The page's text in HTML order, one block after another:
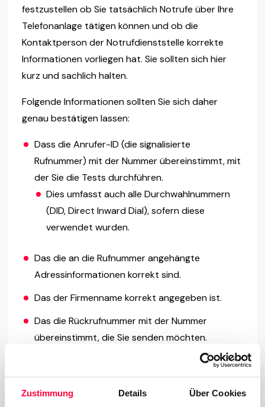
Zustimmung Details Über Cookies
festzustellen ob Sie tatsächlich Notrufe über Ihre
Telefonanlage tätigen können und ob die
Kontaktperson der Notrufdienststelle korrekte
Informationen vorliegen hat. Sie sollten sich hier
kurz und sachlich halten.
Folgende Informationen sollten Sie sich daher
genau bestätigen lassen:
Dass die Anrufer-ID (die signalisierte
Rufnummer) mit der Nummer übereinstimmt, mit
der Sie die Tests durchführen.
Dies umfasst auch alle Durchwahlnummern
(DID, Direct Inward Dial), sofern diese
verwendet wurden.
Das die an die Rufnummer angehängte
Adressinformationen korrekt sind.
Das der Firmenname korrekt angegeben ist.
Das die Rückrufnummer mit der Nummer
übereinstimmt, die Sie senden möchten.
Das die Informationen in den richtigen Feldern
auf dem Bildschirm der Notrufdienststelle
angezeigt werden.